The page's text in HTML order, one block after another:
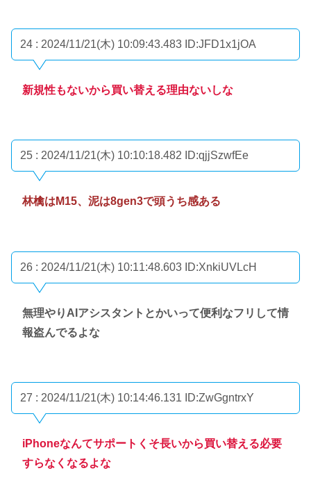
24 : 2024/11/21(木) 10:09:43.483 ID:JFD1x1jOA
新規性もないから買い替える理由ないしな
25 : 2024/11/21(木) 10:10:18.482 ID:qjjSzwfEe
林檎はM15、泥は8gen3で頭うち感ある
26 : 2024/11/21(木) 10:11:48.603 ID:XnkiUVLcH
無理やりAIアシスタントとかいって便利なフリして情
報盗んでるよな
27 : 2024/11/21(木) 10:14:46.131 ID:ZwGgntrxY
iPhoneなんてサポートくそ長いから買い替える必要
すらなくなるよな